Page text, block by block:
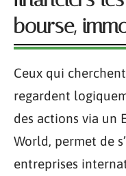
bourse,
Ceux qui
regardent
des actions via un
World, permet de
entreprises